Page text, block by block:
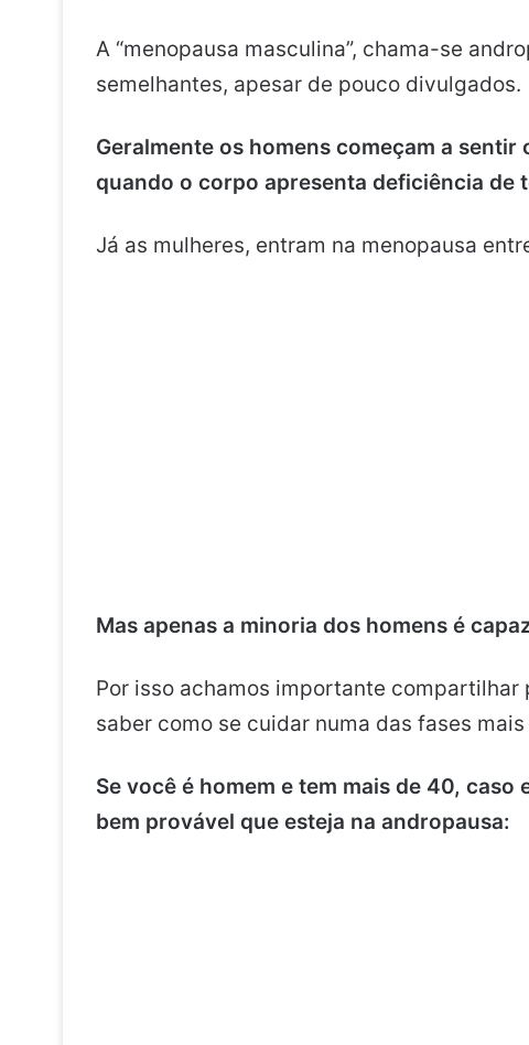
A “menopausa masculina”, chama-se
semelhantes, apesar de pouco divulgados.
Geralmente os homens começam a
quando o corpo apresenta deficiência de
Já as mulheres, entram na menopausa
Mas apenas a minoria dos homens é
Por isso achamos importante
saber como se cuidar numa das fases
Se você é homem e tem mais de 40,
bem provável que esteja na andropausa: